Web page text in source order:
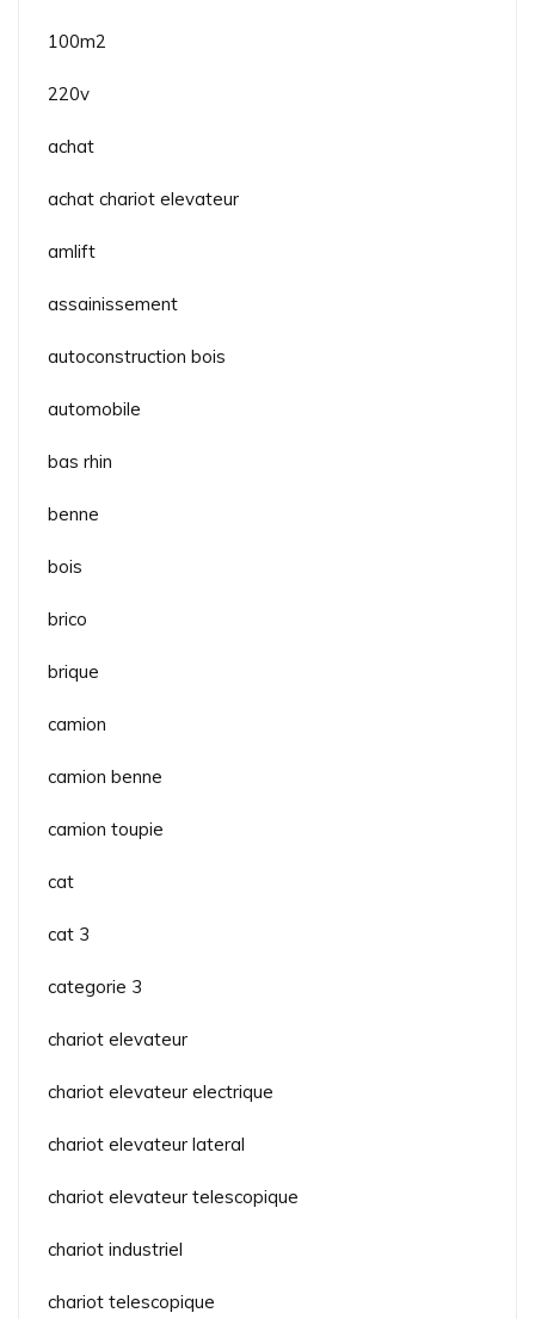
100m2
220v
achat
achat chariot elevateur
amlift
assainissement
autoconstruction bois
automobile
bas rhin
benne
bois
brico
brique
camion
camion benne
camion toupie
cat
cat 3
categorie 3
chariot elevateur
chariot elevateur electrique
chariot elevateur lateral
chariot elevateur telescopique
chariot industriel
chariot telescopique